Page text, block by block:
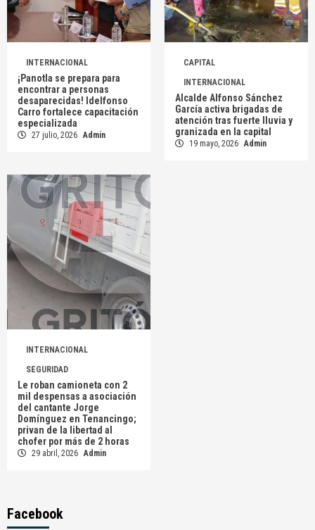
INTERNACIONAL
¡Panotla se prepara para
encontrar a personas
desaparecidas! Idelfonso
Carro fortalece capacitación
especializada
27 julio, 2026 Admin
CAPITAL
INTERNACIONAL
Alcalde Alfonso Sánchez
García activa brigadas de
atención tras fuerte lluvia y
granizada en la capital
19 mayo, 2026 Admin
INTERNACIONAL
SEGURIDAD
Le roban camioneta con 2
mil despensas a asociación
del cantante Jorge
Domínguez en Tenancingo;
privan de la libertad al
chofer por más de 2 horas
29 abril, 2026 Admin
Facebook